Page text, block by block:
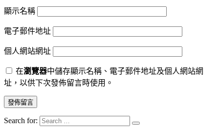
顯示名稱
電子郵件地址
個人網站網址
在瀏覽器中儲存顯示名稱、電子郵件地址及個人網站網
址，以供下次發佈留言時使用。
Search for: